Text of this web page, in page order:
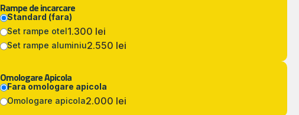
Rampe de incarcare
Standard (fara)
Set rampe otel 1.300 lei
Set rampe aluminiu2.550 lei
Omologare Apicola
Fara omologare apicola
Omologare apicola2.000 lei